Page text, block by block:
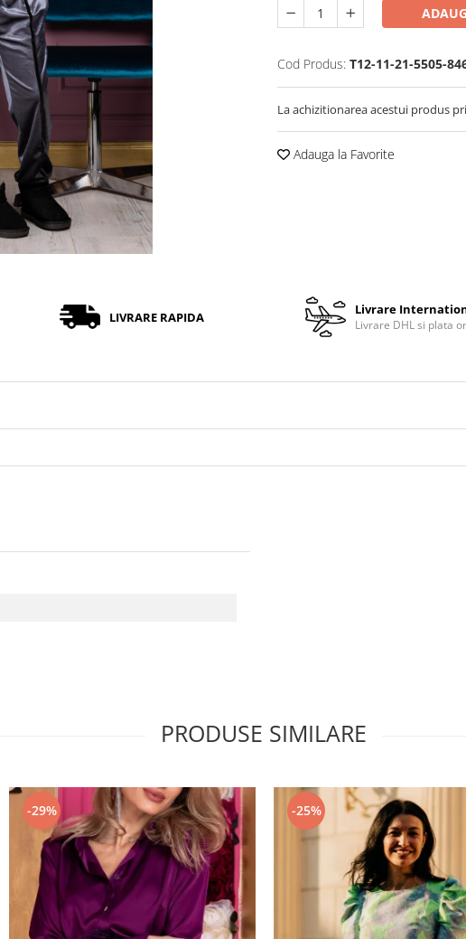
Cod Produs: T12-11-21-5505-
La achizitionarea acestui produs
Adauga la Favorite
LIVRARE RAPIDA Livrare
Livrare DHL si plata
PRODUSE SIMILARE
-29% -25%